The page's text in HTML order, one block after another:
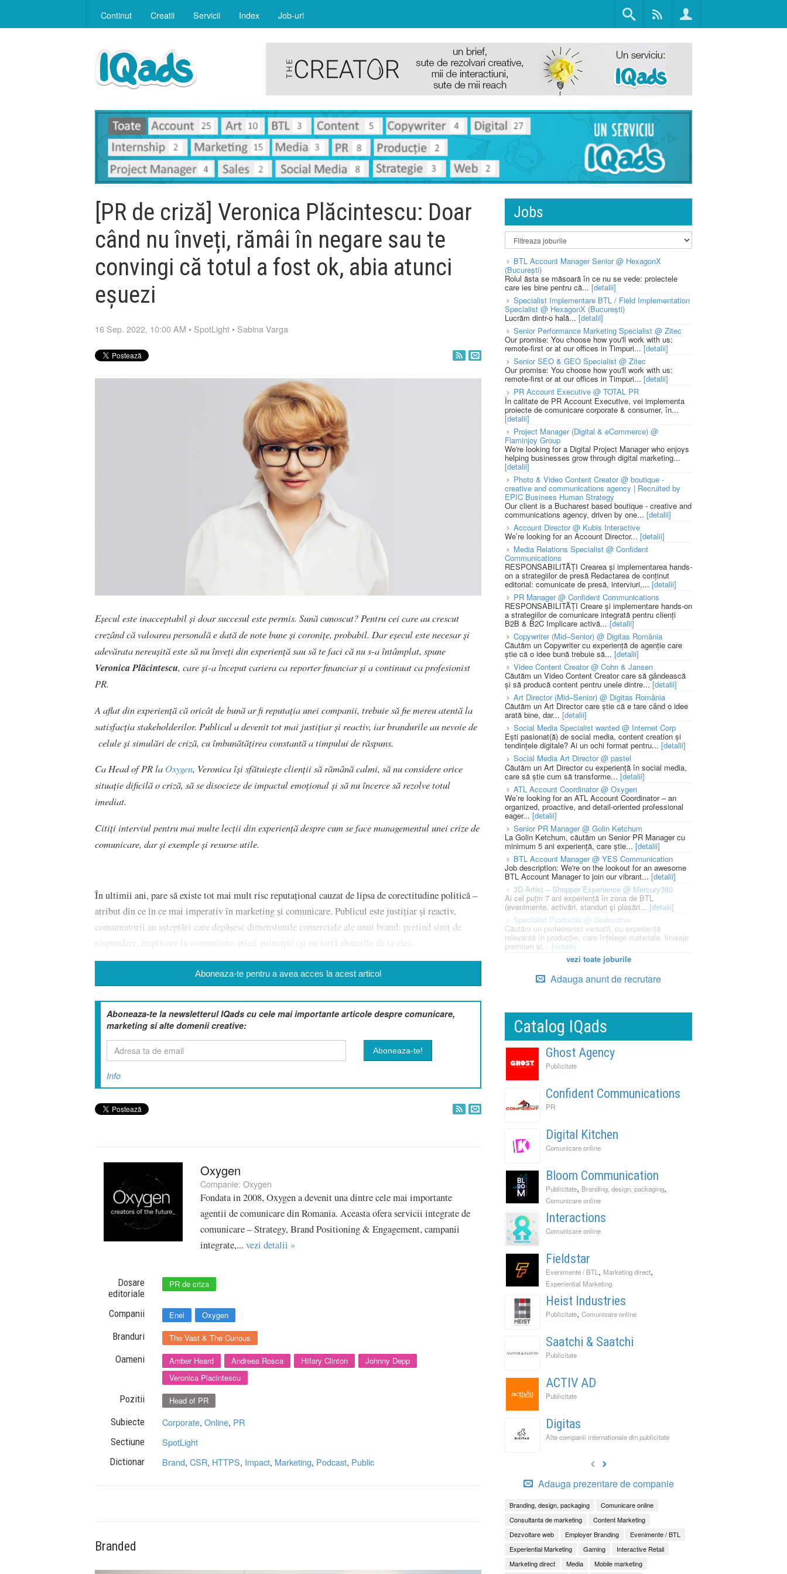
Continut Creatii Servicii Index Job-uri
[PR de criză] Veronica Plăcintescu: Doar
când nu înveți, rămâi în negare sau te
convingi că totul a fost ok, abia atunci
eșuezi
16 Sep. 2022, 10:00 AM • SpotLight • Sabina Varga
Eșecul este inacceptabil și doar succesul este permis. Sună cunoscut? Pentru cei care au crescut
crezând că valoarea personală e dată de note bune și coronițe, probabil. Dar eșecul este necesar și
adevărata nereușită este să nu înveți din experiență sau să te faci că nu s-a întâmplat, spune
Veronica Plăcintescu, care și-a început cariera ca reporter financiar și a continuat ca profesionist
PR.
A aflat din experiență că oricât de bună ar fi reputația unei companii, trebuie să fie mereu atentă la
satisfacția stakeholderilor. Publicul a devenit tot mai justițiar și reactiv, iar brandurile au nevoie de
celule și simulări de criză, cu îmbunătățirea constantă a timpului de răspuns.
Ca Head of PR la Oxygen, Veronica își sfătuiește clienții să rămână calmi, să nu considere orice
situație dificilă o criză, să se disocieze de impactul emoțional și să nu încerce să rezolve totul
imediat.
Citiți interviul pentru mai multe lecții din experiență despre cum se face managementul unei crize de
comunicare, dar și exemple și resurse utile.
În ultimii ani, pare să existe tot mai mult risc reputațional cauzat de lipsa de corectitudine politică –
atribut din ce în ce mai imperativ în marketing și comunicare. Publicul este justițiar și reactiv,
consumatorii au așteptări care depășesc dimensiunile comerciale ale unui brand; pretind simț de
răspundere, implicare în comunitate, etică, principii (și nu iartă abaterile de la ele).
Aboneaza-te pentru a avea acces la acest articol
Aboneaza-te la newsletterul IQads cu cele mai importante articole despre comunicare,
marketing si alte domenii creative:
Info
Oxygen
Companie: Oxygen
Fondata in 2008, Oxygen a devenit una dintre cele mai importante
agentii de comunicare din Romania. Aceasta ofera servicii integrate de
comunicare – Strategy, Brand Positioning & Engagement, campanii
integrate,... vezi detalii »
Dosare
editoriale
PR de criza
Companii Enel Oxygen
Branduri The Vast & The Curious
Oameni Amber Heard Andreea Rosca Hillary Clinton
Johnny Depp
Veronica Placintescu
Pozitii Head of PR
Subiecte Corporate, Online, PR
Sectiune SpotLight
Dictionar Brand, CSR, HTTPS, Impact, Marketing, Podcast, Public
Branded
Jobs
BTL Account Manager Senior @ HexagonX
(București)
Rolul ăsta se măsoară în ce nu se vede: proiectele
care ies bine pentru că... [detalii]
Specialist Implementare BTL / Field Implementation
Specialist @ HexagonX (București)
Lucrăm dintr-o hală... [detalii]
Senior Performance Marketing Specialist @ Zitec
Our promise: You choose how you'll work with us:
remote-first or at our offices in Timpuri... [detalii]
Senior SEO & GEO Specialist @ Zitec
Our promise: You choose how you'll work with us:
remote-first or at our offices in Timpuri... [detalii]
PR Account Executive @ TOTAL PR
În calitate de PR Account Executive, vei implementa
proiecte de comunicare corporate & consumer, în...
[detalii]
Project Manager (Digital & eCommerce) @
Flaminjoy Group
We're looking for a Digital Project Manager who enjoys
helping businesses grow through digital marketing...
[detalii]
Photo & Video Content Creator @ boutique -
creative and communications agency | Recruited by
EPIC Business Human Strategy
Our client is a Bucharest based boutique - creative and
communications agency, driven by one... [detalii]
Account Director @ Kubis Interactive
We’re looking for an Account Director... [detalii]
Media Relations Specialist @ Confident
Communications
RESPONSABILITĂȚI Crearea și implementarea hands-
on a strategiilor de presă Redactarea de conținut
editorial: comunicate de presă, interviuri,... [detalii]
PR Manager @ Confident Communications
RESPONSABILITĂȚI Creare și implementare hands-on
a strategiilor de comunicare integrată pentru clienți
B2B & B2C Implicare activă... [detalii]
Copywriter (Mid–Senior) @ Digitas România
Căutăm un Copywriter cu experiență de agenție care
știe că o idee bună trebuie să... [detalii]
Video Content Creator @ Cohn & Jansen
Căutăm un Video Content Creator care să gândească
și să producă content pentru unele dintre... [detalii]
Art Director (Mid–Senior) @ Digitas România
Căutăm un Art Director care știe că e tare când o idee
arată bine, dar... [detalii]
Social Media Specialist wanted @ Internet Corp
Ești pasionat(ă) de social media, content creation și
tendințele digitale? Ai un ochi format pentru... [detalii]
Social Media Art Director @ pastel
Căutăm un Art Director cu experiență în social media,
care să știe cum să transforme... [detalii]
ATL Account Coordinator @ Oxygen
We’re looking for an ATL Account Coordinator – an
organized, proactive, and detail-oriented professional
eager... [detalii]
Senior PR Manager @ Golin Ketchum
La Golin Ketchum, căutăm un Senior PR Manager cu
minimum 5 ani experiență, care știe... [detalii]
BTL Account Manager @ YES Communication
Job description: We're on the lookout for an awesome
BTL Account Manager to join our vibrant... [detalii]
3D Artist – Shopper Experience @ Mercury360
Ai cel puțin 7 ani experiență în zona de BTL
(evenimente, activări, standuri și plasări... [detalii]
Specialist Productie @ Godmother
Căutăm un profesionist versatil, cu experiență
relevantă în producție, care înțelege materiale, finisaje
premium și... [detalii]
vezi toate joburile
Adauga anunt de recrutare
Catalog IQads
Ghost Agency
Publicitate
Confident Communications
PR
Digital Kitchen
Comunicare online
Bloom Communication
Publicitate, Branding, design, packaging,
Comunicare online
Interactions
Comunicare online
Fieldstar
Evenimente / BTL , Marketing direct,
Experiential Marketing
Heist Industries
Publicitate, Comunicare online
Saatchi & Saatchi
Publicitate
ACTIV AD
Publicitate
Digitas
Alte companii internationale din publicitate
Adauga prezentare de companie
Branding, design, packaging
Comunicare online
Consultanta de marketing
Content Marketing
Dezvoltare web
Employer Branding
Evenimente / BTL
Experiential Marketing
Gaming
Interactive Retail
Marketing direct
Media
Mobile marketing